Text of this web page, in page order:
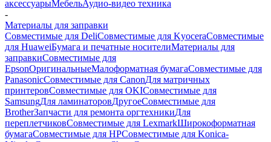
аксессуарыМебельАудио-видео техника
-
Материалы для заправки
Совместимые для DeliСовместимые для KyoceraСовместимые
для HuaweiБумага и печатные носителиМатериалы для
заправкиСовместимые для
EpsonОригинальныеМалоформатная бумагаСовместимые для
PanasonicСовместимые для CanonДля матричных
принтеровСовместимые для OKIСовместимые для
SamsungДля ламинаторовДругоеСовместимые для
BrotherЗапчасти для ремонта оргтехникиДля
переплетчиковСовместимые для LexmarkШирокоформатная
бумагаСовместимые для HPСовместимые для Konica-